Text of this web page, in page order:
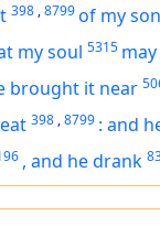
398 ,8799of my
my soul 5315
brought it near
398 ,8799 : and
, and he drank